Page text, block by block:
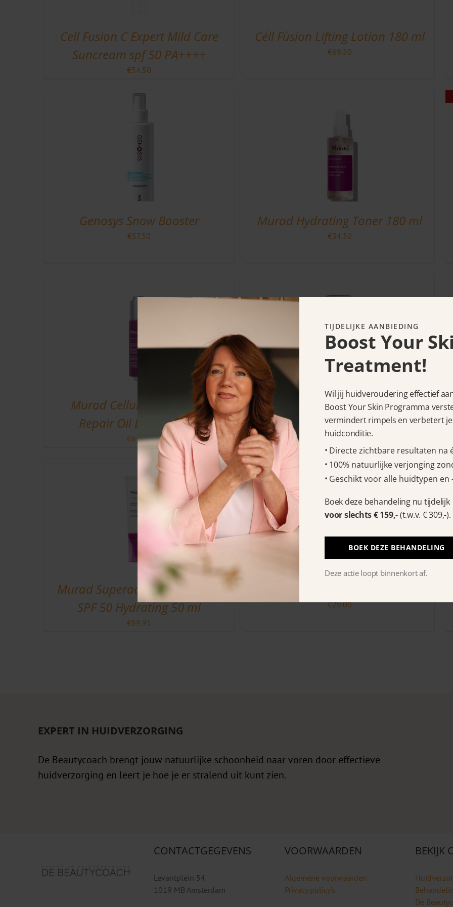
Cell Fusion C Expert Mild Care
Suncream spf 50 PA++++
€54.50
Céll Fùsion Lifting Lotion 180 ml
€69.50
Genosys Snow Booster
€57.50
Murad Hydrating Toner 180 ml
€34.50
Murad Cellular Hydration
Repair Oil Drops 30 ml
€63.75
Murad Cellular Hydration
Repair Serum 30 ml
€71.25
Murad Superactive Moisturizer
SPF 50 Hydrating 50 ml
€59.95
€29.00
EXPERT IN HUIDVERZORGING
De Beautycoach brengt jouw natuurlijke schoonheid naar voren door effectieve
huidverzorging en leert je hoe je er stralend uit kunt zien.
CONTACTGEGEVENS
Levantplein 54
1019 MB Amsterdam
VOORWAARDEN
Algemene voorwaarden
Privacy policy’s
BEKIJK
De
TIJDELIJKE AANBIEDING
Boost Your
Treatment!
Wil jij huidveroudering effectief
Boost Your Skin Programma
vermindert rimpels en verbetert
huidconditie.
Directe zichtbare resultaten na
100% natuurlijke verjonging
Geschikt voor alle huidtypen en
Boek deze behandeling nu tijdelijk
voor slechts € 159,-(t.w.v. € 309,-).
BOEK DEZE BEHANDELING
Deze actie loopt binnenkort af.